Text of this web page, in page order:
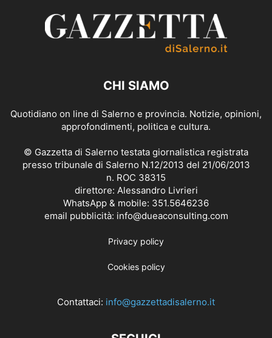
CHI SIAMO
Quotidiano on line di Salerno e provincia. Notizie, opinioni,
approfondimenti, politica e cultura.
© Gazzetta di Salerno testata giornalistica registrata
presso tribunale di Salerno N.12/2013 del 21/06/2013
n. ROC 38315
direttore: Alessandro Livrieri
WhatsApp & mobile: 351.5646236
email pubblicità: info@dueaconsulting.com
Privacy policy
Cookies policy
Contattaci: info@gazzettadisalerno.it